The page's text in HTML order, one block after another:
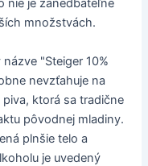
nie je zanedbateľné
množstvách.
"Steiger 10%
nevzťahuje na
ktorá sa tradične
pôvodnej mladiny.
plnšie telo a
je uvedený